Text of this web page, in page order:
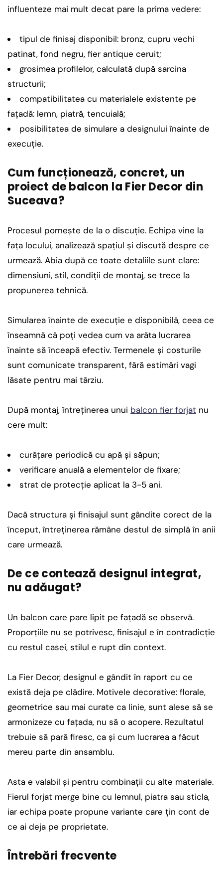
influenteze mai mult decat pare la prima vedere:
tipul de finisaj disponibil: bronz, cupru vechi
patinat, fond negru, fier antique ceruit;
grosimea profilelor, calculată după sarcina
structurii;
compatibilitatea cu materialele existente pe
fațadă: lemn, piatră, tencuială;
posibilitatea de simulare a designului înainte de
execuție.
Cum funcționează, concret, un
proiect de balcon la Fier Decor din
Suceava?
Procesul pornește de la o discuție. Echipa vine la
fața locului, analizează spațiul și discută despre ce
urmează. Abia după ce toate detaliile sunt clare:
dimensiuni, stil, condiții de montaj, se trece la
propunerea tehnică.
Simularea înainte de execuție e disponibilă, ceea ce
înseamnă că poți vedea cum va arăta lucrarea
înainte să înceapă efectiv. Termenele și costurile
sunt comunicate transparent, fără estimări vagi
lăsate pentru mai târziu.
După montaj, întreținerea unui balcon fier forjat nu
cere mult:
curățare periodică cu apă și săpun;
verificare anuală a elementelor de fixare;
strat de protecție aplicat la 3-5 ani.
Dacă structura și finisajul sunt gândite corect de la
început, întreținerea rămâne destul de simplă în anii
care urmează.
De ce contează designul integrat,
nu adăugat?
Un balcon care pare lipit pe fațadă se observă.
Proporțiile nu se potrivesc, finisajul e în contradicție
cu restul casei, stilul e rupt din context.
La Fier Decor, designul e gândit în raport cu ce
există deja pe clădire. Motivele decorative: florale,
geometrice sau mai curate ca linie, sunt alese să se
armonizeze cu fațada, nu să o acopere. Rezultatul
trebuie să pară firesc, ca și cum lucrarea a făcut
mereu parte din ansamblu.
Asta e valabil și pentru combinații cu alte materiale.
Fierul forjat merge bine cu lemnul, piatra sau sticla,
iar echipa poate propune variante care țin cont de
ce ai deja pe proprietate.
Întrebări frecvente